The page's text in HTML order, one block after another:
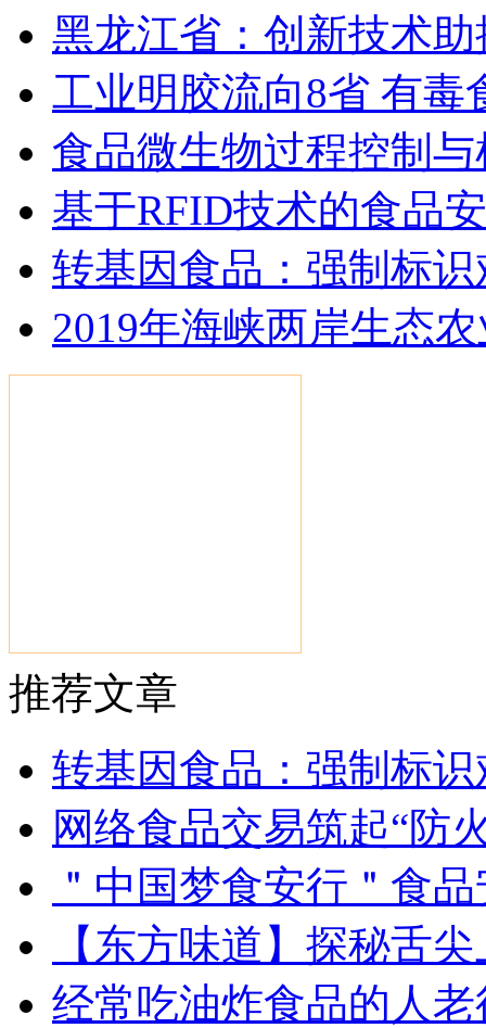
黑龙江省：创新技术
工业明胶流向8省 有毒
食品微生物过程控制
基于RFID技术的食品
转基因食品：强制标
2019年海峡两岸生态
推荐文章
转基因食品：强制标
网络食品交易筑起“防
＂中国梦食安行＂食
【东方味道】探秘舌
经常吃油炸食品的人